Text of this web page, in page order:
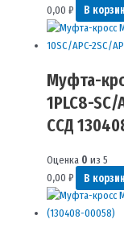
0,00 ₽ В
Муфта-
1PLC8-SC/
ССД
Оценка 0 из 5
0,00 ₽ В